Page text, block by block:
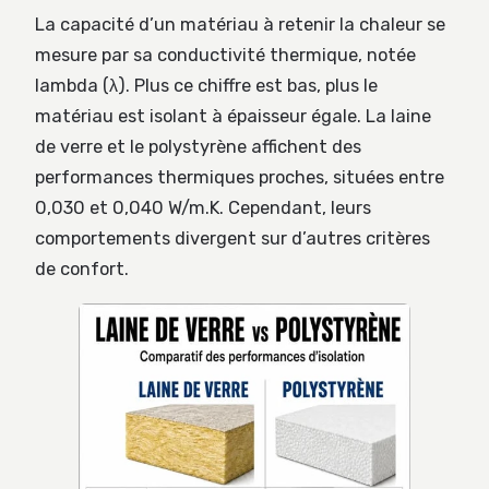
La capacité d’un matériau à retenir la chaleur se
mesure par sa conductivité thermique, notée
lambda (λ). Plus ce chiffre est bas, plus le
matériau est isolant à épaisseur égale. La laine
de verre et le polystyrène affichent des
performances thermiques proches, situées entre
0,030 et 0,040 W/m.K. Cependant, leurs
comportements divergent sur d’autres critères
de confort.